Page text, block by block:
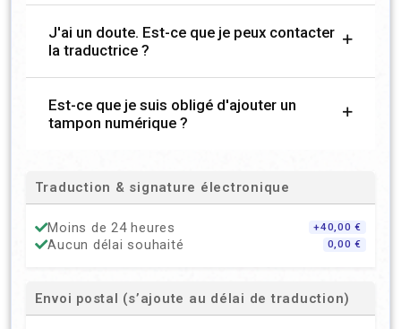
J'ai un doute. Est-ce que je peux contacter
la traductrice ?
Est-ce que je suis obligé d'ajouter un
tampon numérique ?
Traduction & signature électronique
Moins de 24 heures +40,00 €
Aucun délai souhaité 0,00 €
Envoi postal (s’ajoute au délai de traduction)